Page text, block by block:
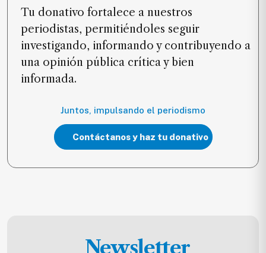
Tu donativo fortalece a nuestros
periodistas, permitiéndoles seguir
investigando, informando y contribuyendo a
una opinión pública crítica y bien
informada.
Juntos, impulsando el periodismo
Contáctanos y haz tu donativo
Newsletter